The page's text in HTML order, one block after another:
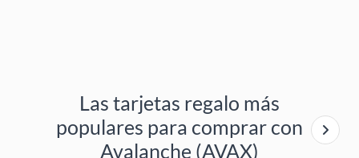
Las tarjetas regalo más
populares para comprar con
Avalanche (AVAX)